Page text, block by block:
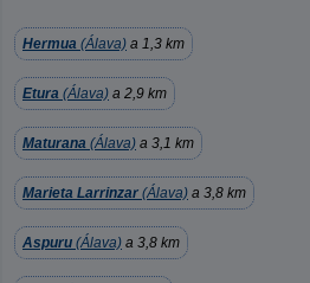
Hermua (Álava) a 1,3 km
Etura (Álava) a 2,9 km
Maturana (Álava) a 3,1 km
Marieta Larrinzar (Álava) a 3,8 km
Aspuru (Álava) a 3,8 km